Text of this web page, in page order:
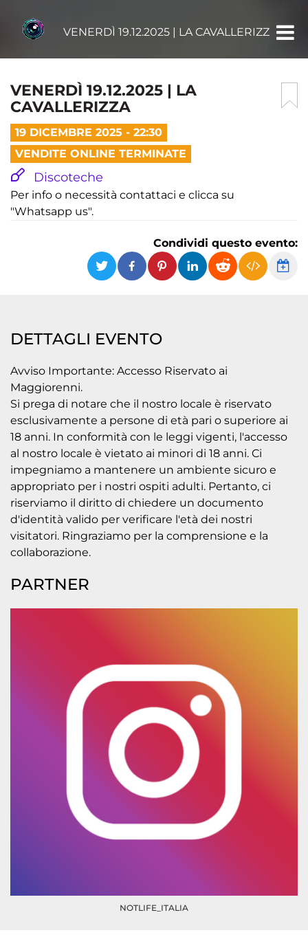
VENERDÌ 19.12.2025 | LA CAVALLERIZZA
VENERDÌ 19.12.2025 | LA
CAVALLERIZZA
19 DICEMBRE 2025 - 22:30
VENDITE ONLINE TERMINATE
Discoteche
Per info o necessità contattaci e clicca su
"Whatsapp us".
Condividi questo evento:
DETTAGLI EVENTO
Avviso Importante: Accesso Riservato ai
Maggiorenni.
Si prega di notare che il nostro locale è riservato
esclusivamente a persone di età pari o superiore ai
18 anni. In conformità con le leggi vigenti, l'accesso
al nostro locale è vietato ai minori di 18 anni. Ci
impegniamo a mantenere un ambiente sicuro e
appropriato per i nostri ospiti adulti. Pertanto, ci
riserviamo il diritto di chiedere un documento
d'identità valido per verificare l'età dei nostri
visitatori. Ringraziamo per la comprensione e la
collaborazione.
PARTNER
NOTLIFE_ITALIA